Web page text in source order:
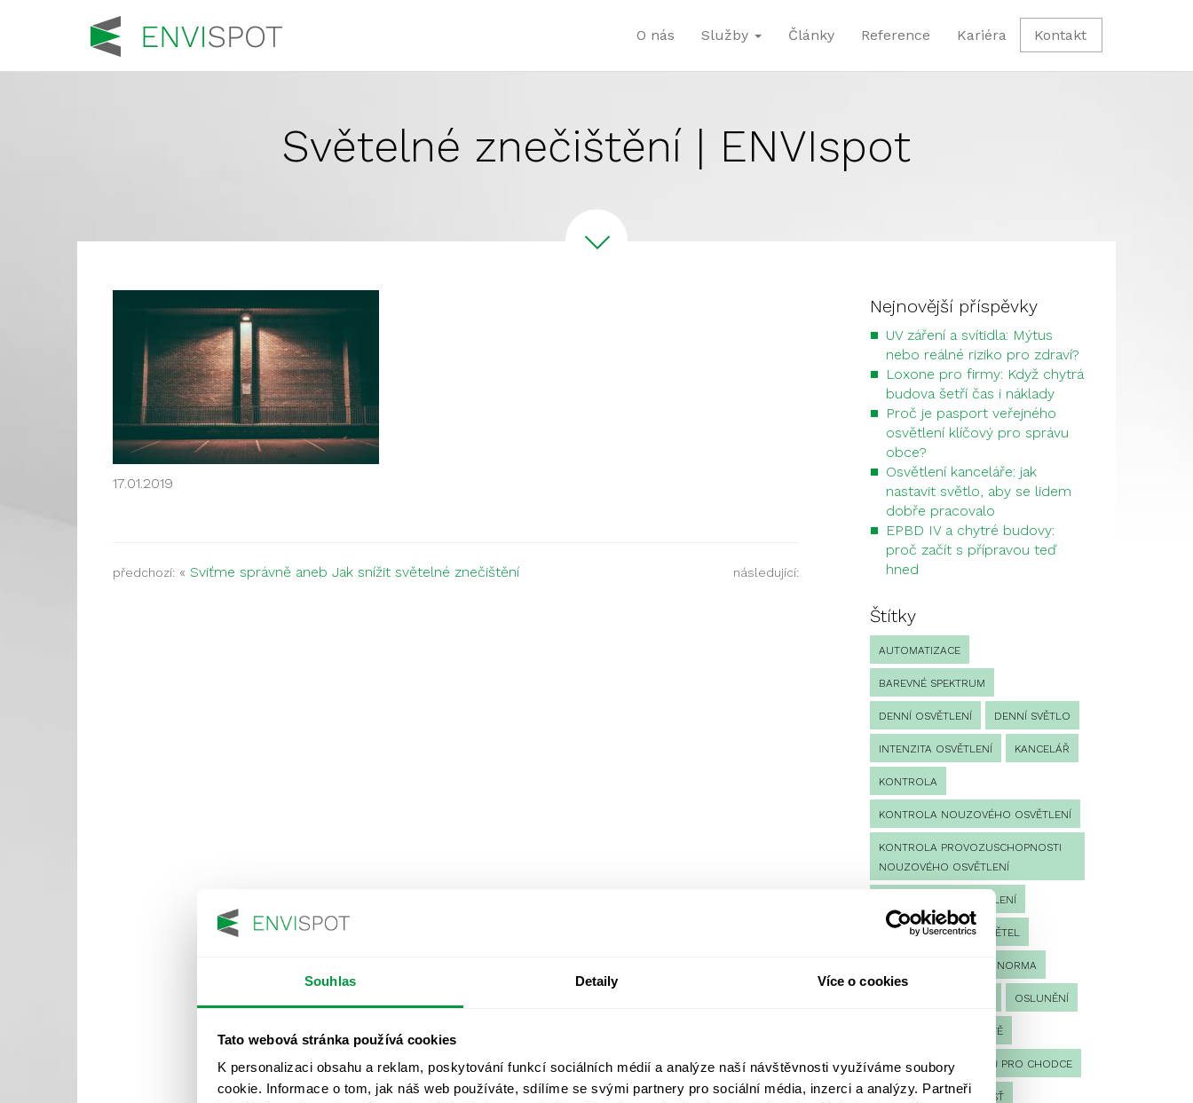
Souhlas Detaily Více o cookies
Tato webová stránka používá cookies
K personalizaci obsahu a reklam, poskytování funkcí sociálních médií a analýze naší návštěvnosti využíváme soubory
cookie. Informace o tom, jak náš web používáte, sdílíme se svými partnery pro sociální média, inzerci a analýzy. Partneři
O nás Služby Články Reference Kariéra Kontakt
Světelné znečištění | ENVIspot
17.01.2019
předchozí: « Sviťme správně aneb Jak snížit světelné znečištění následující:
Nejnovější příspěvky
UV záření a svítidla: Mýtus
nebo reálné riziko pro zdraví?
Loxone pro firmy: Když chytrá
budova šetří čas i náklady
Proč je pasport veřejného
osvětlení klíčový pro správu
obce?
Osvětlení kanceláře: jak
nastavit světlo, aby se lidem
dobře pracovalo
EPBD IV a chytré budovy:
proč začít s přípravou teď
hned
Štítky
AUTOMATIZACE
BAREVNÉ SPEKTRUM
DENNÍ OSVĚTLENÍ DENNÍ SVĚTLO
INTENZITA OSVĚTLENÍ KANCELÁŘ
KONTROLA
KONTROLA NOUZOVÉHO OSVĚTLENÍ
KONTROLA PROVOZUSCHOPNOSTI
NOUZOVÉHO OSVĚTLENÍ
LED NOUZOVÉ OSVĚTLENÍ
MĚŘENÍ MĚŘENÍ SVĚTEL
NORMA
OSLUNĚNÍ
OSVĚTLENÍ PRACOVIŠTĚ
OSVĚTLENÍ PŘECHODŮ PRO CHODCE
OSVĚTLENÍ SPORTOVIŠŤ